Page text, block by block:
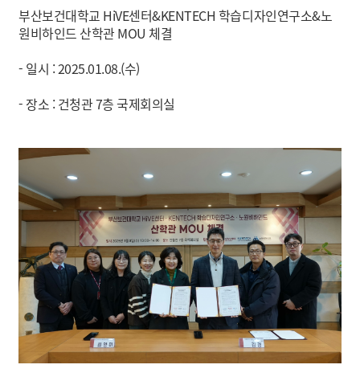
부산보건대학교 HiVE센터&KENTECH 학습디자인연구소&노
원비하인드 산학관 MOU 체결
- 일시 : 2025.01.08.(수)
- 장소 : 건청관 7층 국제회의실